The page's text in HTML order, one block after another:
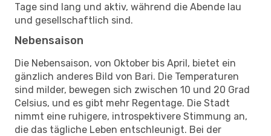
Tage sind lang und aktiv, während die Abende lau
und gesellschaftlich sind.
Nebensaison
Die Nebensaison, von Oktober bis April, bietet ein
gänzlich anderes Bild von Bari. Die Temperaturen
sind milder, bewegen sich zwischen 10 und 20 Grad
Celsius, und es gibt mehr Regentage. Die Stadt
nimmt eine ruhigere, introspektivere Stimmung an,
die das tägliche Leben entschleunigt. Bei der